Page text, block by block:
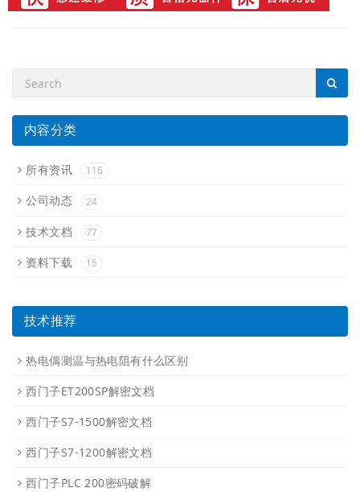
内容分类
所有资讯 116
公司动态 24
技术文档 77
资料下载 15
技术推荐
热电偶测温与热电阻有什么区别
西门子ET200SP解密文档
西门子S7-1500解密文档
西门子S7-1200解密文档
西门子PLC 200密码破解